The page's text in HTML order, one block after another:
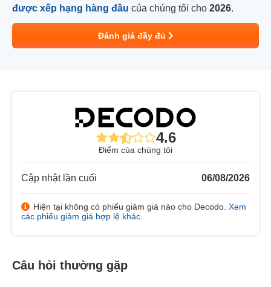
được xếp hạng hàng đầu của chúng tôi cho 2026.
Đánh giá đầy đủ
4.6
Điểm của chúng tôi
Cập nhật lần cuối 06/08/2026
Hiện tại không có phiếu giảm giá nào cho Decodo. Xem
các phiếu giảm giá hợp lệ khác
Câu hỏi thường gặp